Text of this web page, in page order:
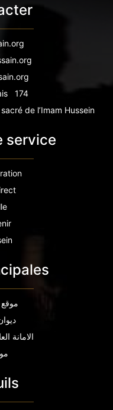
174
de l’Imam Hussein
service
موقع
الامانة